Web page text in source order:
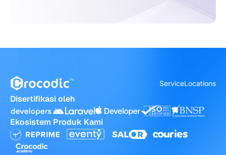
ServiceLocations
Disertifikasi oleh
Ekosistem Produk Kami